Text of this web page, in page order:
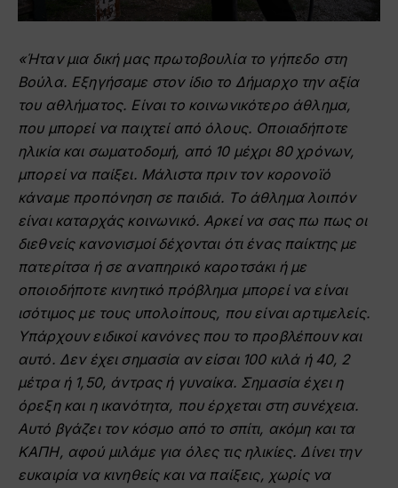
«Ήταν μια δική μας πρωτοβουλία το γήπεδο στη
Βούλα. Εξηγήσαμε στον ίδιο το Δήμαρχο την αξία
του αθλήματος. Είναι το κοινωνικότερο άθλημα,
που μπορεί να παιχτεί από όλους. Οποιαδήποτε
ηλικία και σωματοδομή, από 10 μέχρι 80 χρόνων,
μπορεί να παίξει. Μάλιστα πριν τον κορονοϊό
κάναμε προπόνηση σε παιδιά. Το άθλημα λοιπόν
είναι καταρχάς κοινωνικό. Αρκεί να σας πω πως οι
διεθνείς κανονισμοί δέχονται ότι ένας παίκτης με
πατερίτσα ή σε αναπηρικό καροτσάκι ή με
οποιοδήποτε κινητικό πρόβλημα μπορεί να είναι
ισότιμος με τους υπολοίπους, που είναι αρτιμελείς.
Υπάρχουν ειδικοί κανόνες που το προβλέπουν και
αυτό. Δεν έχει σημασία αν είσαι 100 κιλά ή 40, 2
μέτρα ή 1,50, άντρας ή γυναίκα. Σημασία έχει η
όρεξη και η ικανότητα, που έρχεται στη συνέχεια.
Αυτό βγάζει τον κόσμο από το σπίτι, ακόμη και τα
ΚΑΠΗ, αφού μιλάμε για όλες τις ηλικίες. Δίνει την
ευκαιρία να κινηθείς και να παίξεις, χωρίς να